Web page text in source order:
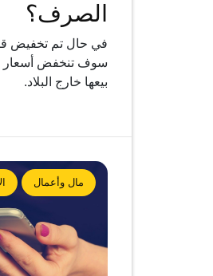
الصرف؟
في حال تم تخفيض
سوف تنخفض أسعار
بيعها خارج البلاد.
مال وأعمال